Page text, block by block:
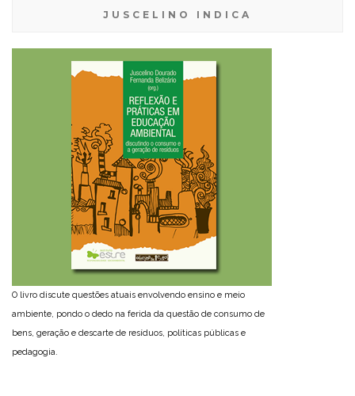
JUSCELINO INDICA
O livro discute questões atuais envolvendo ensino e meio
ambiente, pondo o dedo na ferida da questão de consumo de
bens, geração e descarte de resíduos, políticas públicas e
pedagogia.